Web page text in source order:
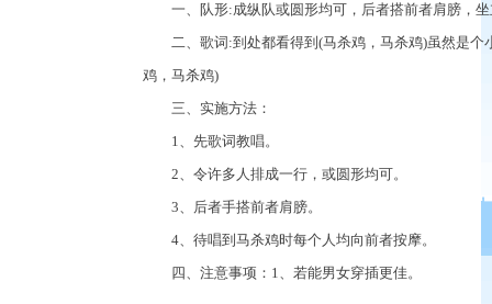
一、队形:成纵队或圆形均可，后者搭前者肩膀，坐
二、歌词:到处都看得到(马杀鸡，马杀鸡)虽然是个
鸡，马杀鸡)
三、实施方法：
1、先歌词教唱。
2、令许多人排成一行，或圆形均可。
3、后者手搭前者肩膀。
4、待唱到马杀鸡时每个人均向前者按摩。
四、注意事项：1、若能男女穿插更佳。